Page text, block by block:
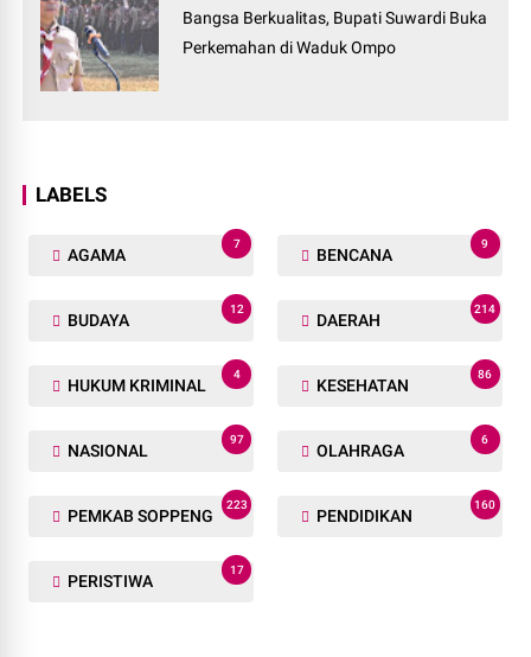
Bangsa Berkualitas, Bupati Suwardi Buka
Perkemahan di Waduk Ompo
LABELS
AGAMA
7
BENCANA
9
BUDAYA
12
DAERAH
214
HUKUM KRIMINAL
4
KESEHATAN
86
NASIONAL
97
OLAHRAGA
6
PEMKAB SOPPENG
223
PENDIDIKAN
160
PERISTIWA
17